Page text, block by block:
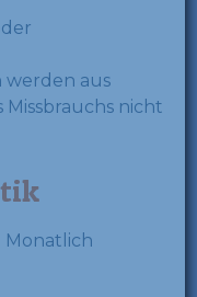
werden aus
nicht
Monatlich